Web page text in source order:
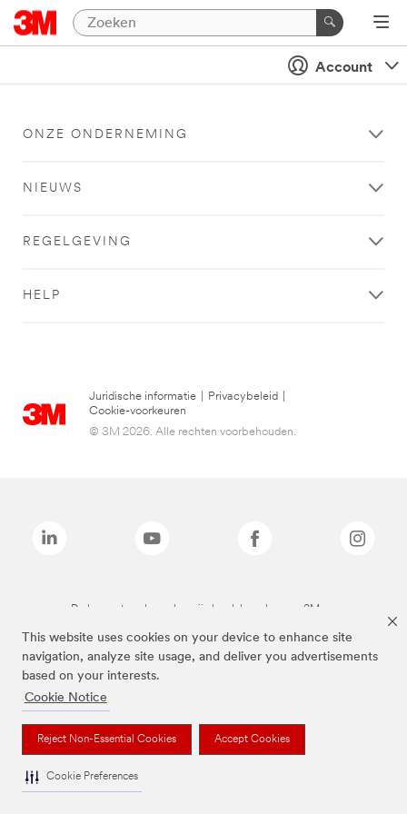
This website uses cookies on your device to enhance site
navigation, analyze site usage, and deliver you advertisements
based on your interests.
Cookie Notice
Reject Non-Essential Cookies Accept Cookies
Cookie Preferences
Account
ONZE ONDERNEMING
NIEUWS
REGELGEVING
HELP
Juridische informatie Privacybeleid
Cookie-voorkeuren
© 3M 2026. Alle rechten voorbehouden.
De bovenstaande merken zijn handelsmerken van 3M.we